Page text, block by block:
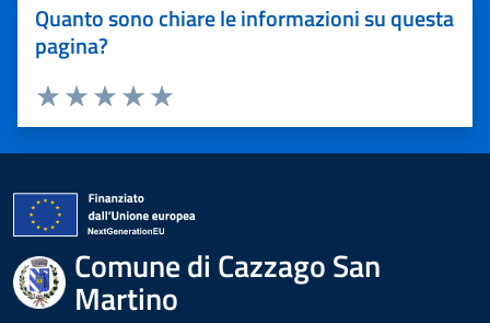
Quanto sono chiare le informazioni su questa
pagina?
Valuta 5 stelle su 5
Valuta 4 stelle su 5
Valuta 3 stelle su 5
Valuta 2 stelle su 5
Valuta 1 stelle su 5
Comune di Cazzago San
Martino